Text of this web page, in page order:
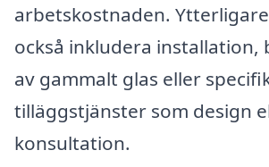
arbetskostnaden.
också inkludera
av gammalt glas eller
tilläggstjänster som design
konsultation.